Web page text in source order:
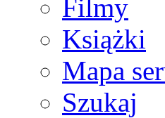
Filmy
Książki
Mapa
Szukaj